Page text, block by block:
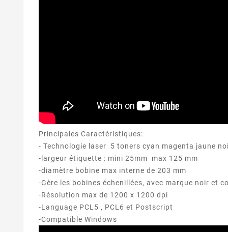
Principales Caractéristiques:
- Technologie laser 5 toners cyan magenta jaune
-largeur étiquette : mini 25mm max 125 mm
-diamètre bobine max interne de 203 mm
-Gère les bobines échenillées, avec marque noir et
-Résolution max de 1200 x 1200 dpi
-Language PCL5 , PCL6 et Postscript
-Compatible Windows